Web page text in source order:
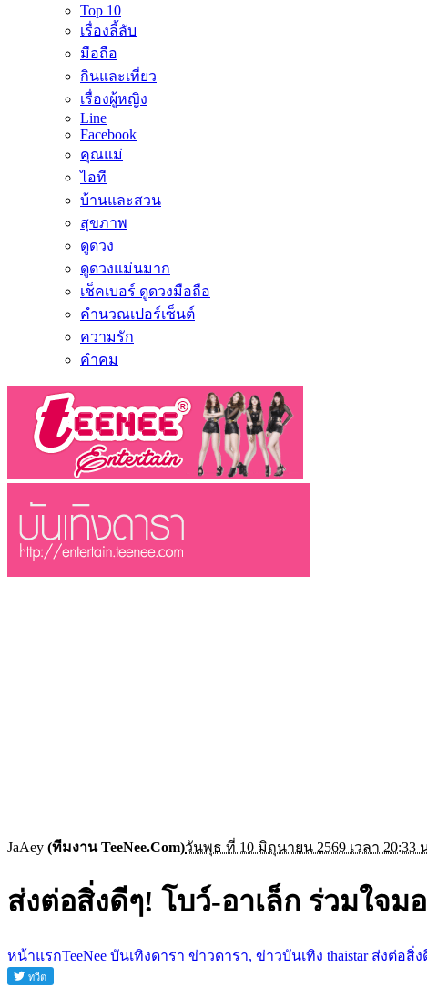
Top 10
เรื่องลี้ลับ
มือถือ
กินและเที่ยว
เรื่องผู้หญิง
Line
Facebook
คุณแม่
ไอที
บ้านและสวน
สุขภาพ
ดูดวง
ดูดวงแม่นมาก
เช็คเบอร์ ดูดวงมือถือ
คำนวณเปอร์เซ็นต์
ความรัก
คำคม
JaAey (ทีมงาน TeeNee.Com)วันพุธ ที่ 10 มิถุนายน 2569 เวลา 20:33
ส่งต่อสิ่งดีๆ! โบว์-อาเล็ก ร่วมใจม
หน้าแรกTeeNee บันเทิงดารา ข่าวดารา, ข่าวบันเทิง thaistar ส่งต่อสิ่ง